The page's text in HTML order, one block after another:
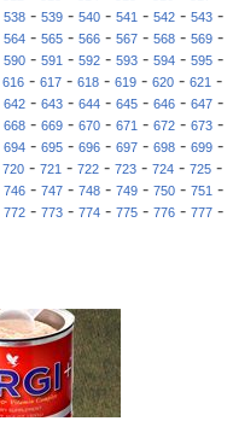
538- 539- 540- 541- 542- 543-
564- 565- 566- 567- 568- 569-
590- 591- 592- 593- 594- 595-
616 - 617 - 618 - 619 - 620 - 621 -
642- 643- 644- 645- 646- 647-
668- 669- 670- 671- 672- 673-
694- 695- 696- 697- 698- 699-
720 - 721 - 722 - 723 - 724 - 725 -
746- 747- 748- 749- 750- 751-
772- 773- 774- 775- 776- 777-